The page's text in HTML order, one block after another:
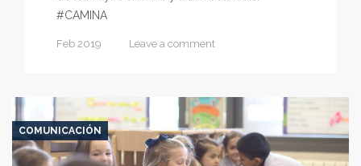
#CAMINA
Feb 2019 Leave a comment
COMUNICACIÓN